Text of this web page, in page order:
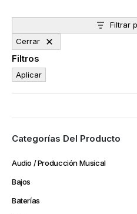
Filtrar
Cerrar
Filtros
Aplicar
Categorías Del Producto
Audio / Producción Musical
Bajos
Baterías